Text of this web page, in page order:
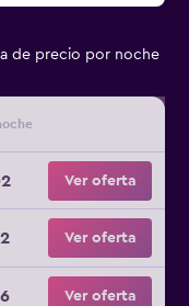
de precio por noche
Ver oferta
Ver oferta
Ver oferta